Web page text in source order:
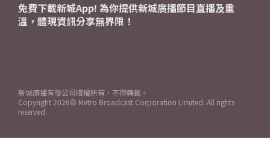
免費下載新城App! 為你提供新城廣播節目直播及重
溫，體現資訊分享無界限！
新城廣播有限公司版權所有，不得轉載。
Copyright 2026© Metro Broadcast Corporation Limited. All rights
reserved.